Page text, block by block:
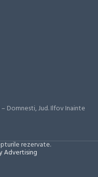
Domnesti, Jud. Ilfov Inainte
rezervate.
Advertising